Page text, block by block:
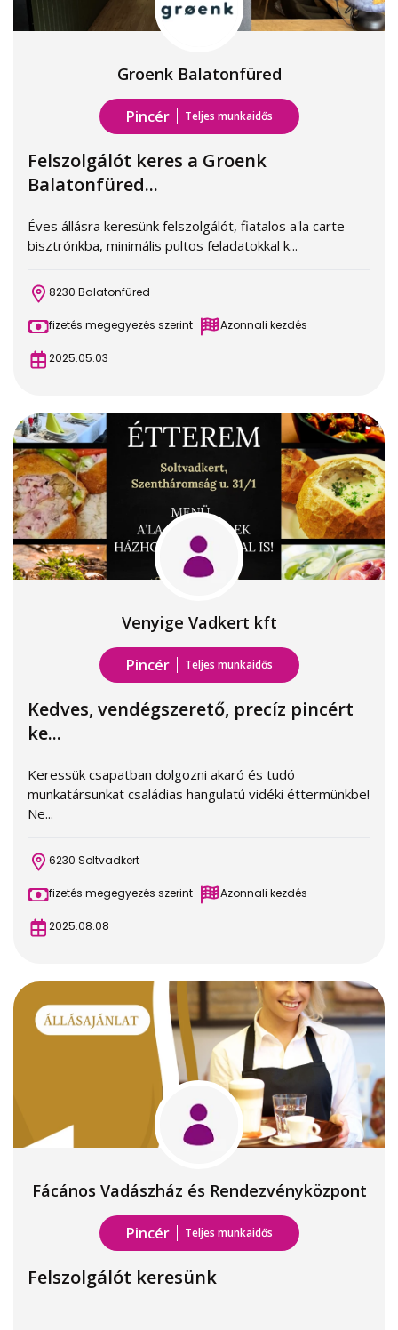
Groenk Balatonfüred
Pincér Teljes munkaidős
Felszolgálót keres a Groenk
Balatonfüred...
Éves állásra keresünk felszolgálót, fiatalos a'la carte
bisztrónkba, minimális pultos feladatokkal k...
8230 Balatonfüred
fizetés megegyezés szerint Azonnali kezdés
2025.05.03
Venyige Vadkert kft
Pincér Teljes munkaidős
Kedves, vendégszerető, precíz pincért
ke...
Keressük csapatban dolgozni akaró és tudó
munkatársunkat családias hangulatú vidéki éttermünkbe!
Ne...
6230 Soltvadkert
fizetés megegyezés szerint Azonnali kezdés
2025.08.08
Fácános Vadászház és Rendezvényközpont
Pincér Teljes munkaidős
Felszolgálót keresünk